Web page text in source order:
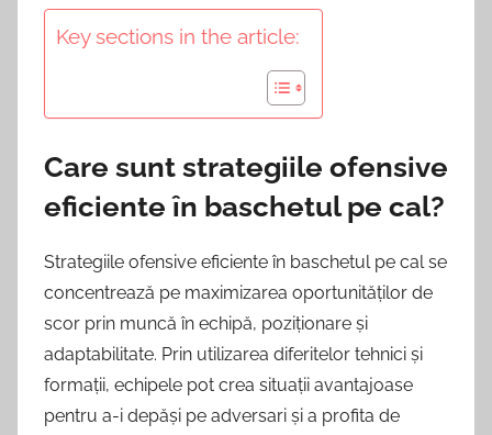
Key sections in the article:
Care sunt strategiile ofensive
eficiente în baschetul pe cal?
Strategiile ofensive eficiente în baschetul pe cal se
concentrează pe maximizarea oportunităților de
scor prin muncă în echipă, poziționare și
adaptabilitate. Prin utilizarea diferitelor tehnici și
formații, echipele pot crea situații avantajoase
pentru a-i depăși pe adversari și a profita de